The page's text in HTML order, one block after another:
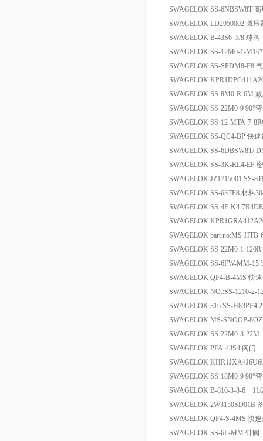
SWAGELOK SS-6NBSW8T
SWAGELOK LD2950002 减压
SWAGELOK B-43S6 3/8 球阀
SWAGELOK SS-12M0-1-
SWAGELOK SS-SPDM8-F8
SWAGELOK
SWAGELOK SS-8M0-R-6M
SWAGELOK SS-22M0-9 90°
SWAGELOK SS-12-MTA-7-
SWAGELOK SS-QC4-BP 快
SWAGELOK SS-6DBSW8T/
SWAGELOK SS-3K-RL4-EP
SWAGELOK JZ1715001 SS-
SWAGELOK SS-63TF8 材料
SWAGELOK SS-4F-K4-
SWAGELOK
SWAGELOK part no:MS-HTB-
SWAGELOK SS-22M0-1-
SWAGELOK SS-6FW-MM-15
SWAGELOK QF4-B-4MS 快
SWAGELOK NO.:SS-1210-2-
SWAGELOK 316 SS-H83PF4
SWAGELOK MS-SNOOP-
SWAGELOK SS-22M0-3-
SWAGELOK PFA-43S4 阀门
SWAGELOK
SWAGELOK SS-18M0-9 90°
SWAGELOK B-810-3-8-6 11/
SWAGELOK 2W3150SD01B
SWAGELOK QF4-S-4MS 快
SWAGELOK SS-6L-MM 针阀